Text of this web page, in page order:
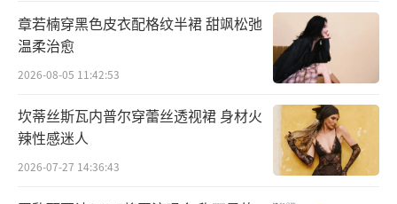
演唱会的筹备过程顺利，唯独在列歌单时
发生了“选择困难”，因为一张专辑中的非主
章若楠穿黑色皮衣配格纹半裙 甜飒松弛
温柔治愈
2026-08-05 11:42:53
坎蒂丝斯瓦内普尔穿蕾丝透视裙 身材火
辣性感迷人
2026-07-27 14:36:43